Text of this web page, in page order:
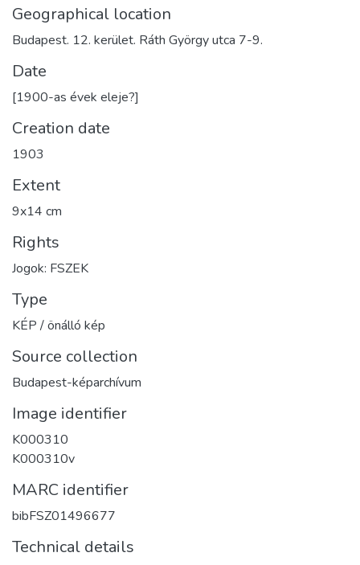
Geographical location
Budapest. 12. kerület. Ráth György utca 7-9.
Date
[1900-as évek eleje?]
Creation date
1903
Extent
9x14 cm
Rights
Jogok: FSZEK
Type
KÉP / önálló kép
Source collection
Budapest-képarchívum
Image identifier
K000310
K000310v
MARC identifier
bibFSZ01496677
Technical details